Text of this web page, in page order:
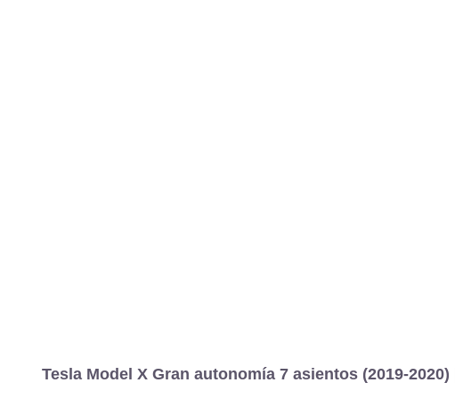
Tesla Model X Gran autonomía 7 asientos (2019-2020) |